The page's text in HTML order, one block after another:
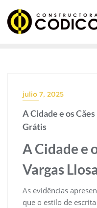
contenido
julio 7, 2025
A Cidade e os
Grátis
A Cidade e
Vargas Llosa
As evidências
que o estilo de